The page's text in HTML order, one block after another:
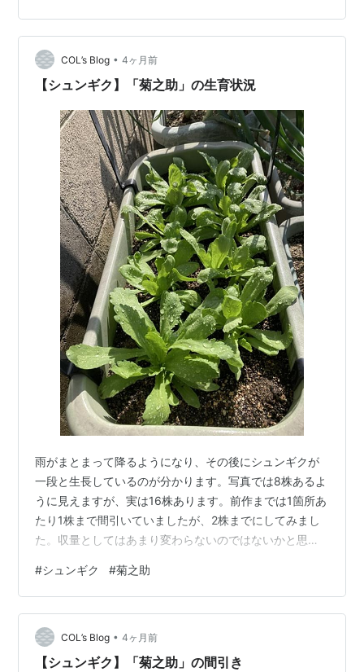
た。
COL’s Blog • 4ヶ月前
【シュンギク】「菊之助」の生育状況
雨がまとまって降るようになり、その後にシュンギクが
一段と生長しているのが分かります。写真では8株あるよ
うに見えますが、実は16株あります。前作までは1箇所あ
たり1株まで間引いていましたが、2株までにしてみまし
た。収量としてはあまり変わらないのではないかと思い
#シュンギク #菊之助
COL’s Blog • 4ヶ月前
【シュンギク】「菊之助」の間引き